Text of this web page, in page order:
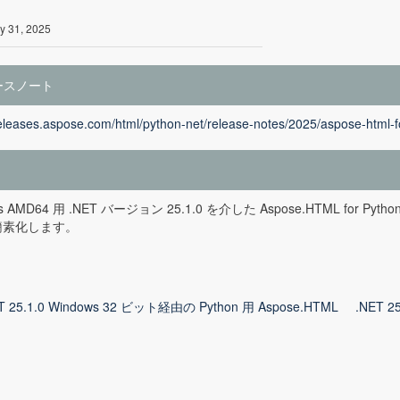
31, 2025
ノート
html/python-net/release-notes/2025/aspose-
AMD64 用 .NET バージョン 25.1.0 を介した Aspose.HTML for
化します。
25.1.0 Windows 32 ビット経由の Python 用 Aspose.HTML .NET